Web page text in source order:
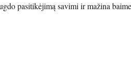
pasitikėjimą savimi ir mažina